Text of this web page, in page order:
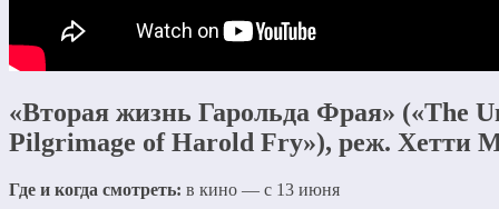
«Вторая жизнь Гарольда Фрая» («The
Pilgrimage of Harold Fry»), реж. Хетти
Где и когда смотреть: в кино — с 13 июня